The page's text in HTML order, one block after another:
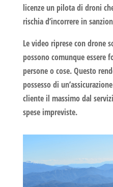
licenze un pilota di droni
rischia d’incorrere in
Levideo riprese con drone
possono comunque essere
persone o cose. Questo
possesso di
cliente il massimo dal
spese impreviste.